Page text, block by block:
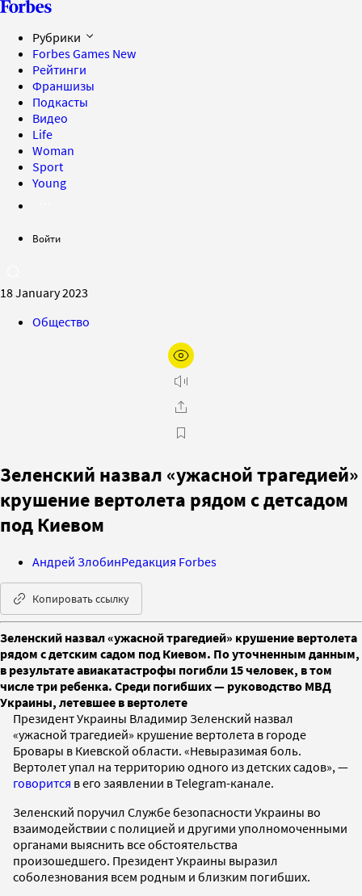
Рубрики
Forbes Games New
Рейтинги
Франшизы
Подкасты
Видео
Life
Woman
Sport
Young
Войти
18 January 2023
Общество
Зеленский назвал «ужасной трагедией»
крушение вертолета рядом с детсадом
под Киевом
Андрей ЗлобинРедакция Forbes
Копировать ссылку
Зеленский назвал «ужасной трагедией» крушение вертолета
рядом с детским садом под Киевом. По уточненным данным,
в результате авиакатастрофы погибли 15 человек, в том
числе три ребенка. Среди погибших — руководство МВД
Украины, летевшее в вертолете
Президент Украины Владимир Зеленский назвал
«ужасной трагедией» крушение вертолета в городе
Бровары в Киевской области. «Невыразимая боль.
Вертолет упал на территорию одного из детских садов», —
говорится в его заявлении в Telegram-канале.
Зеленский поручил Службе безопасности Украины во
взаимодействии с полицией и другими уполномоченными
органами выяснить все обстоятельства
произошедшего. Президент Украины выразил
соболезнования всем родным и близким погибших.